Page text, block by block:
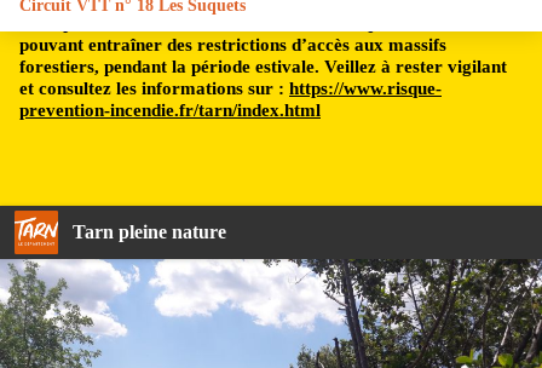
pouvant entraîner des restrictions d’accès aux massifs
forestiers, pendant la période estivale. Veillez à rester vigilant
et consultez les informations sur : https://www.risque-
prevention-incendie.fr/tarn/index.html
Tarn pleine nature
Circuit VTT n° 18 Les Suquets
Point de vue depuis le Suquet - C. Manuel - 2019